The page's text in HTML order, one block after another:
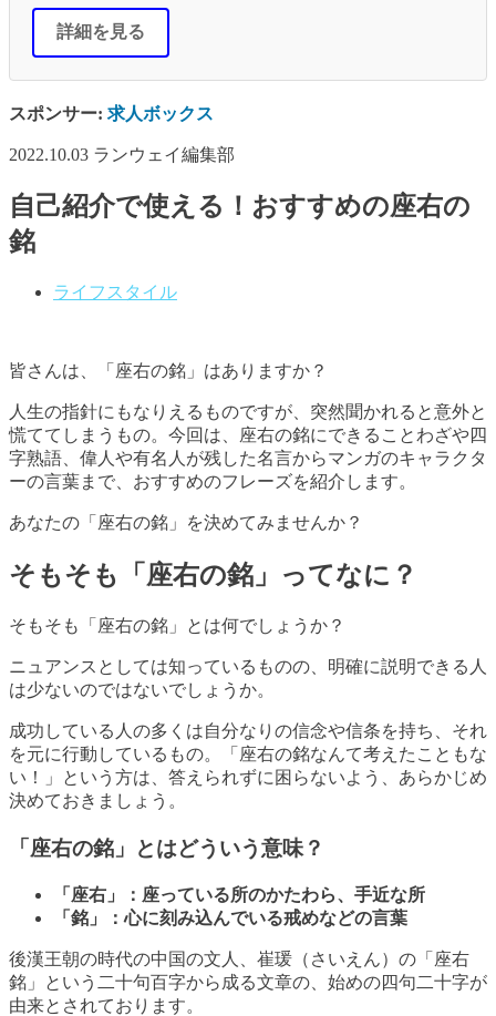
詳細を見る
スポンサー: 求人ボックス
2022.10.03 ランウェイ編集部
自己紹介で使える！おすすめの座右の
銘
ライフスタイル
皆さんは、「座右の銘」はありますか？
人生の指針にもなりえるものですが、突然聞かれると意外と
慌ててしまうもの。今回は、座右の銘にできることわざや四
字熟語、偉人や有名人が残した名言からマンガのキャラクタ
ーの言葉まで、おすすめのフレーズを紹介します。
あなたの「座右の銘」を決めてみませんか？
そもそも「座右の銘」ってなに？
そもそも「座右の銘」とは何でしょうか？
ニュアンスとしては知っているものの、明確に説明できる人
は少ないのではないでしょうか。
成功している人の多くは自分なりの信念や信条を持ち、それ
を元に行動しているもの。「座右の銘なんて考えたこともな
い！」という方は、答えられずに困らないよう、あらかじめ
決めておきましょう。
「座右の銘」とはどういう意味？
「座右」： 座っている所のかたわら、手近な所
「銘」：心に刻み込んでいる戒めなどの言葉
後漢王朝の時代の中国の文人、崔瑗（さいえん）の「座右
銘」という二十句百字から成る文章の、始めの四句二十字が
由来とされております。